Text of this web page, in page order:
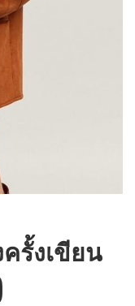
ครั้งเขียน